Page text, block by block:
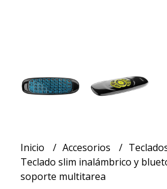
Inicio Accesorios
Teclado slim inalámbrico y
soporte multitarea